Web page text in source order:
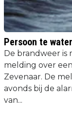
Persoon te
De brandweer
melding over
Zevenaar. De
avonds bij de
van...